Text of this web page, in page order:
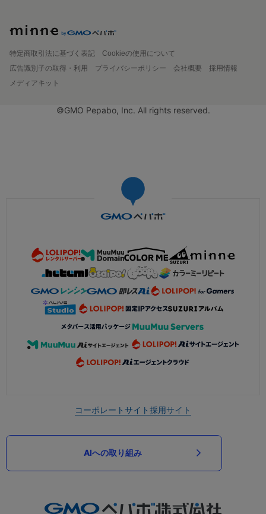
特定商取引法に基づく表記
Cookieの使用について
広告識別子の取得・利用
プライバシーポリシー 会社概要
採用情報
メディアキット
©GMO Pepabo, Inc. All rights reserved.
コーポレートサイト採用サイト
AIへの取り組み